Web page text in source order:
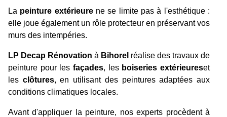
La peinture extérieurene se limite pas à l'esthétique :
elle joue également un rôle protecteur en préservant vos
murs des intempéries.
LP Decap Rénovation à Bihorel réalise des travaux de
peinture pour les façades, les boiseries extérieureset
les clôtures, en utilisant des peintures adaptées aux
conditions climatiques locales.
Avant d'appliquer la peinture, nos experts procèdent à